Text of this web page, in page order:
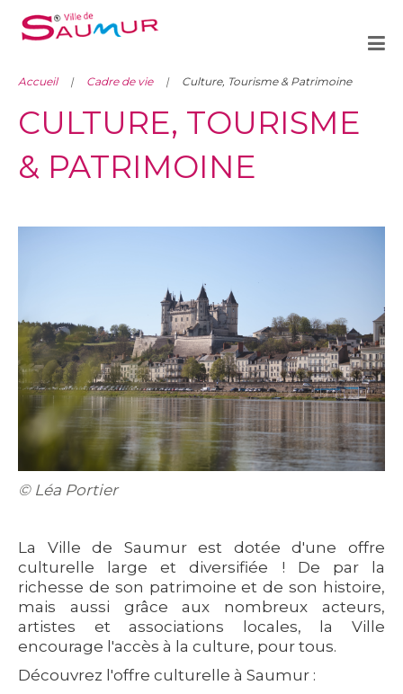
Accueil Cadre de vie Culture, Tourisme & Patrimoine
CULTURE, TOURISME
& PATRIMOINE
© Léa Portier
La Ville de Saumur est dotée d'une offre
culturelle large et diversifiée ! De par la
richesse de son patrimoine et de son histoire,
mais aussi grâce aux nombreux acteurs,
artistes et associations locales, la Ville
encourage l'accès à la culture, pour tous.
Découvrez l'offre culturelle à Saumur :